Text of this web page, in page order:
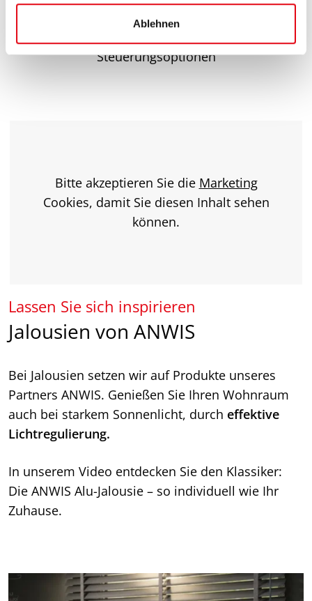
Ablehnen
Steuerungsoptionen
Bitte akzeptieren Sie die Marketing
Cookies, damit Sie diesen Inhalt sehen
können.
Lassen Sie sich inspirieren
Jalousien von ANWIS
Bei Jalousien setzen wir auf Produkte unseres
Partners ANWIS. Genießen Sie Ihren Wohnraum
auch bei starkem Sonnenlicht, durch effektive
Lichtregulierung.
In unserem Video entdecken Sie den Klassiker:
Die ANWIS Alu-Jalousie – so individuell wie Ihr
Zuhause.